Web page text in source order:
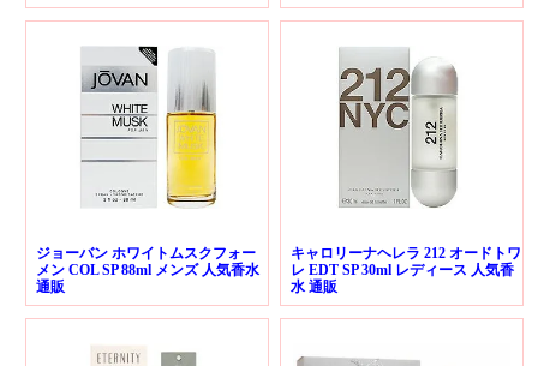
ジョーバン ホワイトムスクフォー
メン COL SP 88ml メンズ 人気香水
通販
キャロリーナヘレラ 212 オードトワ
レ EDT SP 30ml レディース 人気香
水 通販